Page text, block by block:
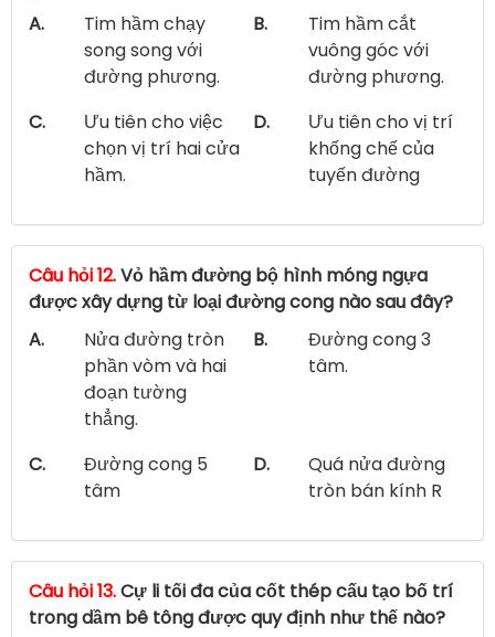
A.
Tim hầm chạy
song song với
đường phương.
B.
Tim hầm cắt
vuông góc với
đường phương.
C.
Ưu tiên cho việc
chọn vị trí hai cửa
hầm.
D.
Ưu tiên cho vị trí
khống chế của
tuyến đường
Câu hỏi 12.Vỏ hầm đường bộ hình móng ngựa
được xây dựng từ loại đường cong nào sau đây?
A.
Nửa đường tròn
phần vòm và hai
đoạn tường
thẳng.
B.
Đường cong 3
tâm.
C.
Đường cong 5
tâm
D.
Quá nửa đường
tròn bán kính R
Câu hỏi 13.Cự li tối đa của cốt thép cấu tạo bố trí
trong dầm bê tông được quy định như thế nào?